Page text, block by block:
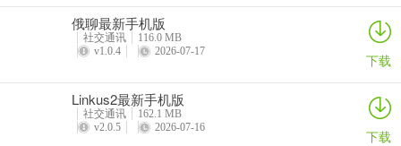
俄聊最新手机版
社交通讯
116.0 MB
v1.0.4
2026-07-17 下载
Linkus2最新手机版
社交通讯
162.1 MB
v2.0.5
2026-07-16 下载